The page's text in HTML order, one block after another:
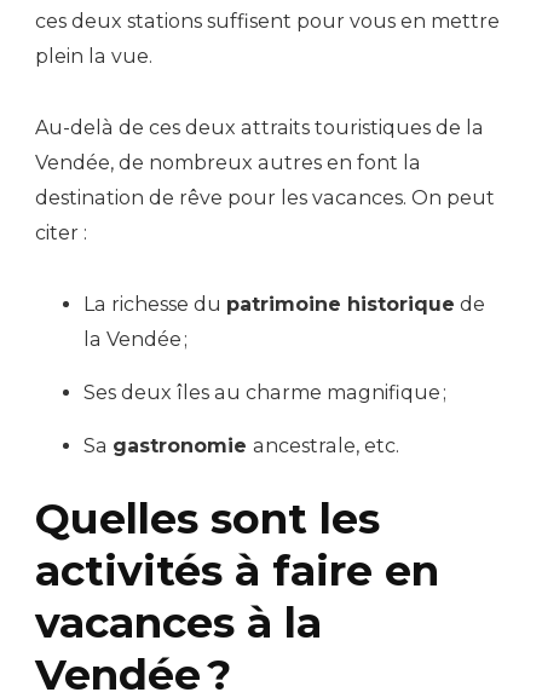
ces deux stations suffisent pour vous en mettre
plein la vue.
Au-delà de ces deux attraits touristiques de la
Vendée, de nombreux autres en font la
destination de rêve pour les vacances. On peut
citer :
La richesse du patrimoine historique de
la Vendée ;
Ses deux îles au charme magnifique ;
Sa gastronomie ancestrale, etc.
Quelles sont les
activités à faire en
vacances à la
Vendée ?